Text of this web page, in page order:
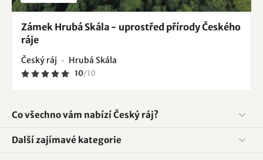
Zámek Hrubá Skála - uprostřed přírody Českého
ráje
Český ráj Hrubá Skála
10/10
Co všechno vám nabízí Český ráj?
Další zajímavé kategorie